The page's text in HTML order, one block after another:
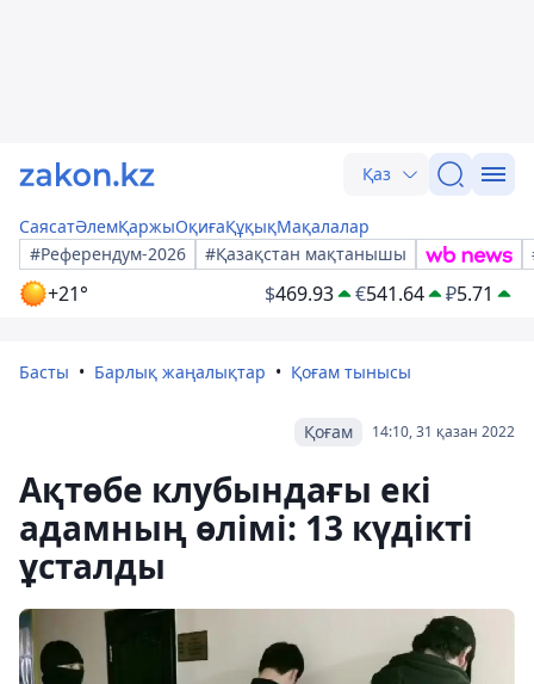
Қаз
СаясатӘлемҚаржыОқиғаҚұқықМақалалар
#Референдум-2026
#Қазақстан мақтанышы
+21° $469.93 €541.64 ₽5.71
Басты Барлық жаңалықтар Қоғам тынысы
14:10, 31 қазан 2022
Қоғам
Ақтөбе клубындағы екі
адамның өлімі: 13 күдікті
ұсталды